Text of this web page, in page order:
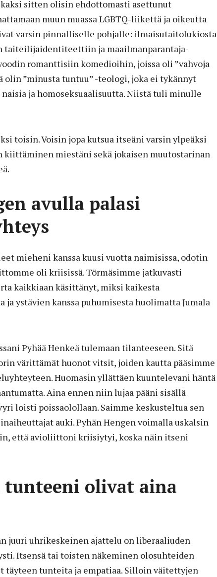
sitten olisin ehdottomasti asettunut
muun muassa LGBTQ-liikettä ja oikeutta
varsin pinnalliselle pohjalle: ilmaisutaitolukiosta
taiteilijaidentiteettiin ja maailmanparantaja-
romanttisiin komedioihin, joissa oli ”vahvoja
olin ”minusta tuntuu” -teologi, joka ei tykännyt
naisia ja homoseksuaalisuutta. Niistä tuli minulle
toisin. Voisin jopa kutsua itseäni varsin ylpeäksi
kiittäminen miestäni sekä jokaisen muutostarinan
avulla palasi
mieheni kanssa kuusi vuotta naimisissa, odotin
oli kriisissä. Törmäsimme jatkuvasti
kaikkiaan käsittänyt, miksi kaikesta
ja ystävien kanssa puhumisesta huolimatta Jumala
Pyhää Henkeä tulemaan tilanteeseen. Sitä
värittämät huonot vitsit, joiden kautta pääsimme
Huomasin yllättäen kuuntelevani häntä
Aina ennen niin lujaa pääni sisällä
loisti poissaolollaan. Saimme keskusteltua sen
auki. Pyhän Hengen voimalla uskalsin
että avioliittoni kriisiytyi, koska näin itseni
tunteeni olivat aina
juuri uhrikeskeinen ajattelu on liberaaliuden
Itsensä tai toisten näkeminen olosuhteiden
täyteen tunteita ja empatiaa. Silloin väitettyjen